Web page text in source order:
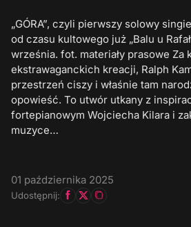
„GÓRA”, czyli pierwszy solowy
od czasu kultowego już „Balu u
września. fot. materiały prasowe Za
ekstrawaganckich kreacji, Ralph
przestrzeń ciszy i właśnie tam
opowieść. To utwór utkany z
fortepianowym Wojciecha Kilara i
muzyce…
01 października 2025
Udostępnij: